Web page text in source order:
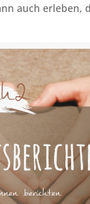
auch erleben,